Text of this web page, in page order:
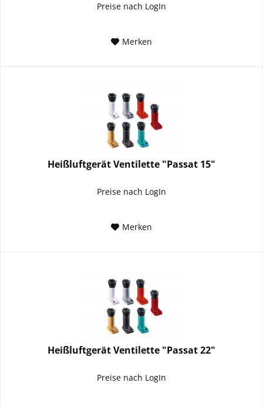
Preise nach LogIn
Merken
Heißluftgerät Ventilette "Passat 15"
Preise nach LogIn
Merken
Heißluftgerät Ventilette "Passat 22"
Preise nach LogIn